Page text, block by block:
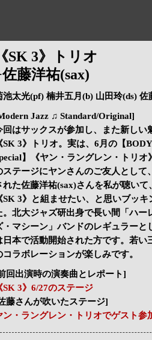
SK 3》トリオ
藤洋祐(sax)
池太光(pf) 楠井五月(b) 山田玲(ds) 佐
Jazz ♫ Standard/Original]
回はサックスが参加し、また新しい
SK 3》トリオ。実は、6月の【
】《ヤン・ラングレン・トリオ
ステージにヤンさんのご友人として
れた佐藤洋祐(sax)さんを私が聴いて
SK 3》と組ませたい、と思いブッキ
。北大ジャズ研出身で長い間「ハー
・マシーン」バンドのレギュラーと
日本で活動開始された方です。若い
コラボレーションが楽しみです
回出演時の演奏曲とレポート]
SK 3》6/27のステージ
藤さんが吹いたステージ]
ン・ラングレン・トリオでゲスト参